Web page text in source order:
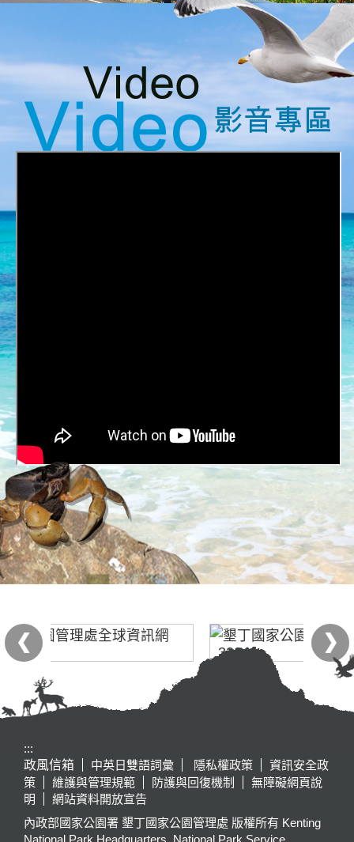
:::
政風信箱
中英日雙語詞彙 隱私權政策
資訊安全政
策
維護與管理規範 防護與回復機制
無障礙網頁說
明
網站資料開放宣告
內政部國家公園署 墾丁國家公園管理處 版權所有 Kenting
National Park Headquarters, National Park Service,